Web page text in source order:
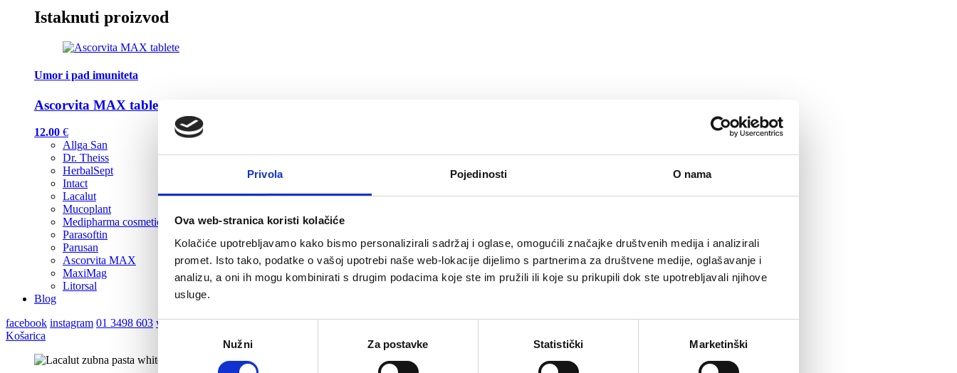
Privola Pojedinosti O nama
Ova web-stranica koristi kolačiće
Kolačiće upotrebljavamo kako bismo personalizirali sadržaj i oglase, omogućili značajke društvenih medija i analizirali
promet. Isto tako, podatke o vašoj upotrebi naše web-lokacije dijelimo s partnerima za društvene medije, oglašavanje i
analizu, a oni ih mogu kombinirati s drugim podacima koje ste im pružili ili koje su prikupili dok ste upotrebljavali njihove
usluge.
Odabir
Nužni Za postavke Statistički Marketinški
Istaknuti proizvod
Umor i pad imuniteta
Ascorvita MAX tablete
12.00 €
Allga San
Dr. Theiss
HerbalSept
Intact
Lacalut
Mucoplant
Medipharma cosmetics
Parasoftin
Parusan
Ascorvita MAX
MaxiMag
Litorsal
Blog
facebook instagram 01 3498 603 webshop@naturprodukt.hr
Košarica